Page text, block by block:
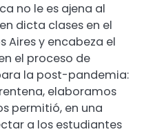
no le es ajena al
dicta clases en el
Aires y encabeza el
el proceso de
la post-pandemia:
elaboramos
permitió, en una
a los estudiantes